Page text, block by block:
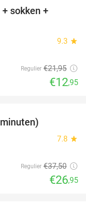
sokken +
9.3 star
Regulier €21,95
€12,95
7.8 star
Regulier €37,50
€26,95